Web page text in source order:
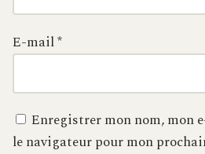
E-mail*
Enregistrer mon nom, mon
le navigateur pour mon